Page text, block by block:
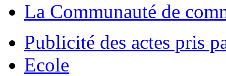
La Communauté de
Publicité des actes pris
Ecole